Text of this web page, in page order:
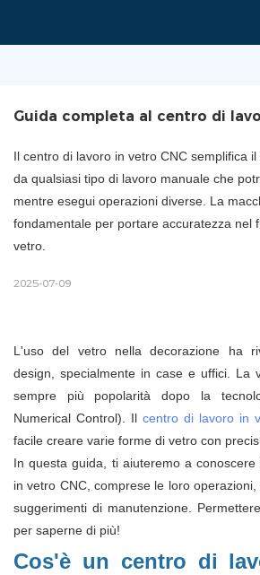
Guida completa al centro di
Il centro di lavoro in vetro CNC semplifica
da qualsiasi tipo di lavoro manuale che
mentre esegui operazioni diverse. La
fondamentale per portare accuratezza nel
vetro.
2025-07-09
L'uso del vetro nella decorazione ha
design, specialmente in case e uffici. La
sempre più popolarità dopo la
Numerical Control). Il centro di lavoro in
facile creare varie forme di vetro con
In questa guida, ti aiuteremo a
in vetro CNC, comprese le loro
suggerimenti di manutenzione.
per saperne di più!
Cos'è un centro di